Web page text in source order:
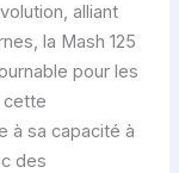
alliant
la Mash 125
pour les
cette
à sa capacité à
des